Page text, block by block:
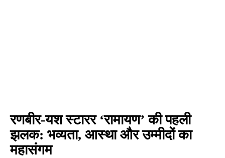
रणबीर-यश स्टारर ‘रामायण’ की पहली
झलक: भव्यता, आस्था और उम्मीदों का
महासंगम